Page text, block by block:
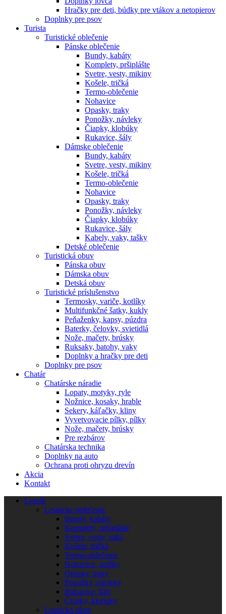
Hračky pre deti, búdky pre vtákov a netopierov
Doplnky pre psov
Turista
Turistické oblečenie
Pánske oblečenie
Bundy, kabáty
Komplety, pršiplášte
Svetre, vesty, mikiny
Košele, tričká
Termo-oblečenie
Nohavice
Opasky, traky
Ponožky, návleky
Čiapky, klobúky
Rukavice, šály
Dámske oblečenie
Bundy, kabáty
Svetre, vesty, mikiny
Košele, tričká
Termo-oblečenie
Nohavice
Opasky, traky
Ponožky, návleky
Čiapky, klobúky
Rukavice, šály
Kabely, vaky, tašky
Detské oblečenie
Turistická obuv
Pánska obuv
Dámska obuv
Detská obuv
Turistické príslušenstvo
Termosky, variče, kotlíky
Multifunkčné šatky, kukly
Peňaženky, kapsy, púzdra
Baterky, čelovky, svietidlá
Nože, mačety, brúsky
Ruksaky, batohy, vaky
Doplnky a hračky pre deti
Doplnky pre psov
Chatár
Chatárske náradie
Lopaty, motyky, ryle
Nožnice, kosaky, hrable
Sekery, káľačky, kliny
Vyvetvovacie pílky, pílky
Nože, mačety, brúsky
Pre rezbárov
Chatárska technika
Doplnky na auto
Ochrana proti ohryzu drevín
Akcia
Kontakt
Lesník
Lesnícke oblečenie
Bundy, kabáty
Komplety, pršiplášte
Svetre, vesty, saká
Košele, tričká
Termo-oblečenie
Nohavice, golfky
Opasky, traky
Ponožky, návleky
Rukavice, šály
Čiapky, klobúky
Lesnícka obuv